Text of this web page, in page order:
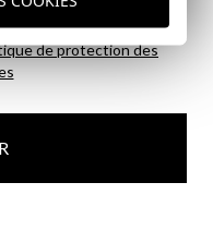
de protection des